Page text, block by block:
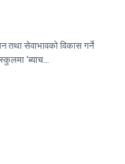
तथा सेवाभावको विकास गर्ने
‘ब्याच…